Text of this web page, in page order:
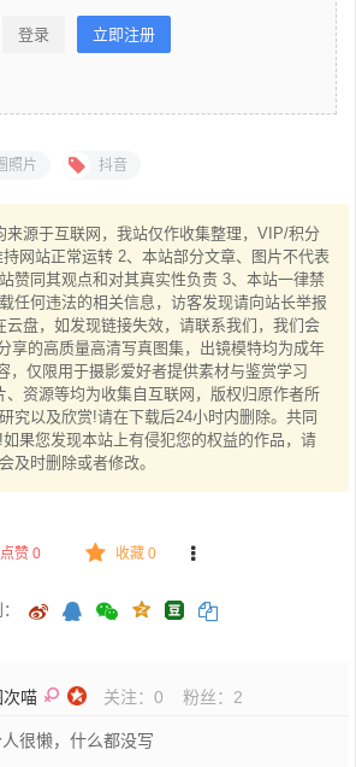
登录 立即注册
照片 抖音
来源于互联网，我站仅作收集整理，VIP/积分
网站正常运转 2、本站部分文章、图片不代表
赞同其观点和对其真实性负责 3、本站一律禁
任何违法的相关信息，访客发现请向站长举报
云盘，如发现链接失效，请联系我们，我们会
享的高质量高清写真图集，出镜模特均为成年
，仅限用于摄影爱好者提供素材与鉴赏学习
、资源等均为收集自互联网，版权归原作者所
究以及欣赏!请在下载后24小时内删除。共同
果您发现本站上有侵犯您的权益的作品，请
及时删除或者修改。
点赞 0 收藏 0
次喵 关注： 0 粉丝： 2
很懒，什么都没写